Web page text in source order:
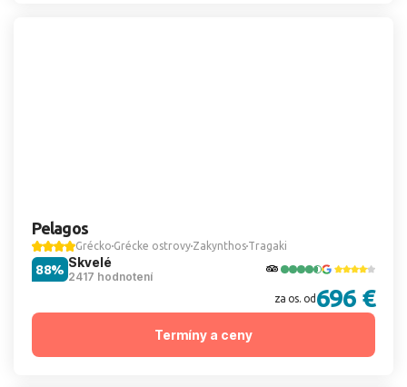
Pelagos
Grécko Grécke ostrovy Zakynthos Tragaki
Skvelé
2417 hodnotení
88%
za os. od 696 €
Termíny a ceny